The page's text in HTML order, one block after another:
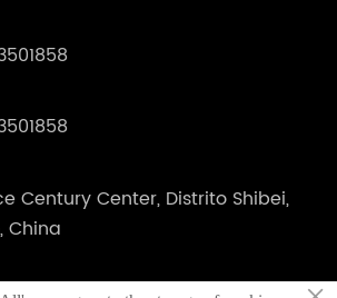
Century Center, Distrito Shibei,
China